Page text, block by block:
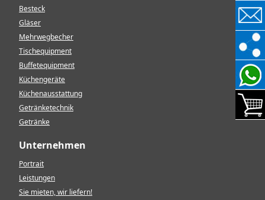
Besteck
Gläser
Mehrwegbecher
Tischequipment
Buffetequipment
Küchengeräte
Küchenausstattung
Getränketechnik
Getränke
Unternehmen
Portrait
Leistungen
Sie mieten, wir liefern!